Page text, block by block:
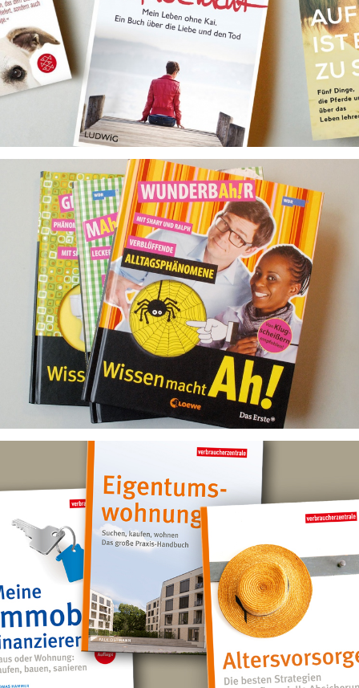
es die eigenen
Ghostwritings
Die Lust auf Entdeckungen wecken
Wissen für Kinder
Guter Rat in wichtigen Fragen
Lektorat von Ratgebern